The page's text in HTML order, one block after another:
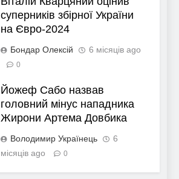
суперників збірної України
на Євро-2024
Бондар Олексій 6 місяців ago
0
Йожеф Сабо назвав
головний мінус нападника
Жирони Артема Довбика
Володимир Українець
6
місяців ago
0